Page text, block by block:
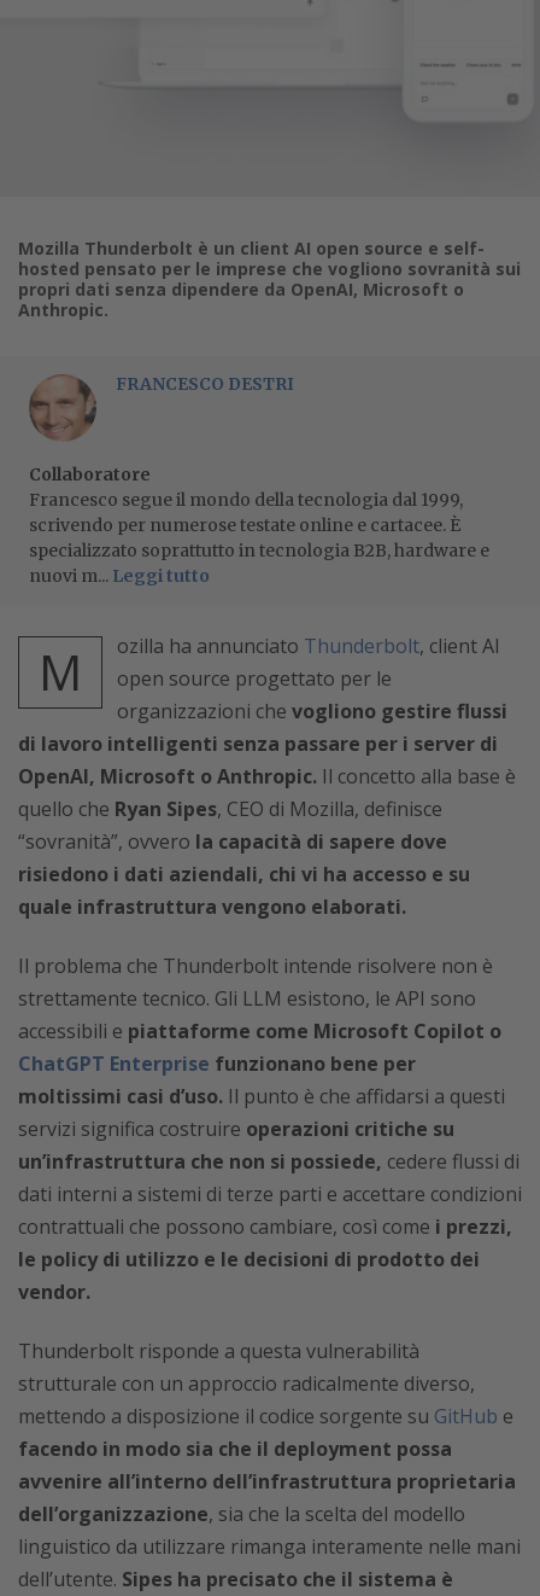
Mozilla Thunderbolt è un client AI open source e self-
hosted pensato per le imprese che vogliono sovranità sui
propri dati senza dipendere da OpenAI, Microsoft o
Anthropic.
FRANCESCO DESTRI
Collaboratore
Francesco segue il mondo della tecnologia dal 1999,
scrivendo per numerose testate online e cartacee. È
specializzato soprattutto in tecnologia B2B, hardware e
nuovi m... Leggi tutto
M ozilla ha annunciato Thunderbolt, client AI
open source progettato per le
organizzazioni che vogliono gestire flussi
di lavoro intelligenti senza passare per i server di
OpenAI, Microsoft o Anthropic. Il concetto alla base è
quello che Ryan Sipes, CEO di Mozilla, definisce
“sovranità”, ovvero la capacità di sapere dove
risiedono i dati aziendali, chi vi ha accesso e su
quale infrastruttura vengono elaborati.
Il problema che Thunderbolt intende risolvere non è
strettamente tecnico. Gli LLM esistono, le API sono
accessibili e piattaforme come Microsoft Copilot o
ChatGPT Enterprise funzionano bene per
moltissimi casi d’uso. Il punto è che affidarsi a questi
servizi significa costruire operazioni critiche su
un’infrastruttura che non si possiede, cedere flussi di
dati interni a sistemi di terze parti e accettare condizioni
contrattuali che possono cambiare, così come i prezzi,
le policy di utilizzo e le decisioni di prodotto dei
vendor.
Thunderbolt risponde a questa vulnerabilità
strutturale con un approccio radicalmente diverso,
mettendo a disposizione il codice sorgente su GitHub e
facendo in modo sia che il deployment possa
avvenire all’interno dell’infrastruttura proprietaria
dell’organizzazione, sia che la scelta del modello
linguistico da utilizzare rimanga interamente nelle mani
dell’utente. Sipes ha precisato che il sistema è